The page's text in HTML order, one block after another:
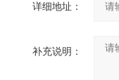
详细地址：
补充说明：